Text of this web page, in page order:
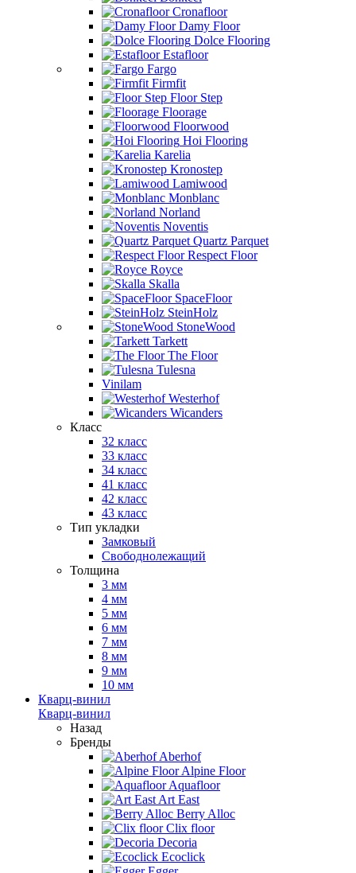
Cronafloor
Damy Floor
Dolce Flooring
Estafloor
Fargo
Firmfit
Floor Step
Floorage
Floorwood
Hoi Flooring
Karelia
Kronostep
Lamiwood
Monblanc
Norland
Noventis
Quartz Parquet
Respect Floor
Royce
Skalla
SpaceFloor
SteinHolz
StoneWood
Tarkett
The Floor
Tulesna
Vinilam
Westerhof
Wicanders
Класс
32 класс
33 класс
34 класс
41 класс
42 класс
43 класс
Тип укладки
Замковый
Свободнолежащий
Толщина
3 мм
4 мм
5 мм
6 мм
7 мм
8 мм
9 мм
10 мм
Кварц-винил
Кварц-винил
Назад
Бренды
Aberhof
Alpine Floor
Aquafloor
Art East
Berry Alloc
Clix floor
Decoria
Ecoclick